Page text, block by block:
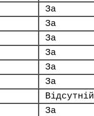
За
За
За
За
За
За
Відсутній
За